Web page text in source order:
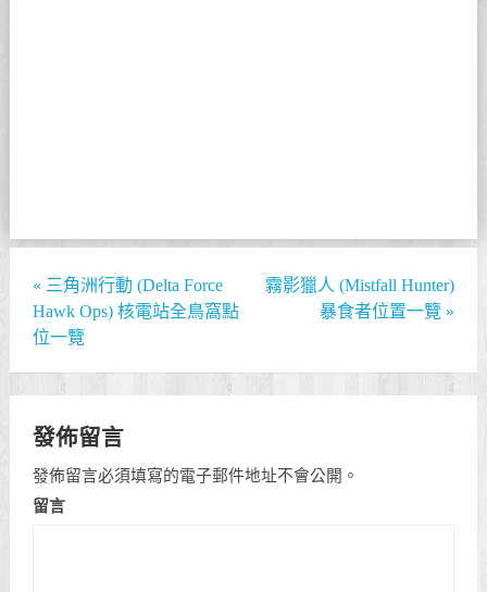
« 三角洲行動 (Delta Force
Hawk Ops) 核電站全鳥窩點
位一覽
霧影獵人 (Mistfall Hunter)
暴食者位置一覽 »
發佈留言
發佈留言必須填寫的電子郵件地址不會公開。
留言